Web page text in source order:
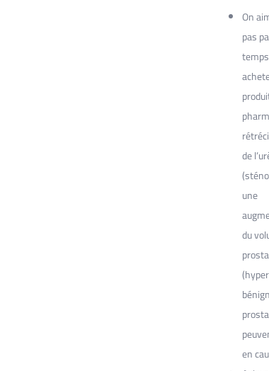
On
pas
de
une
du
en